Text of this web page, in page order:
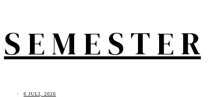
S E M E S T E R
6 JULI, 2026